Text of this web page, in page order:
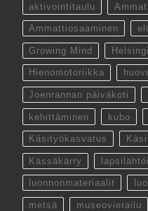
aktivointitaulu
Ammattiosaaminen
Growing Mind
Hienomotoriikka
Joenrannan päiväkoti
kehittäminen kubo
Käsityökasvatus
Kässäkärry
luonnonmateriaalit
metsä museovierailu